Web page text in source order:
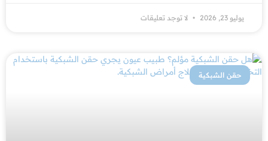
يوليو 23, 2026 لا توجد تعليقات
حقن الشبكية